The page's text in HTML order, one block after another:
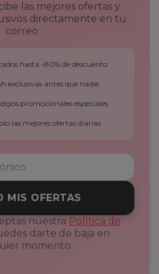
las mejores ofertas y
directamente en tu
correo
hasta -80% de descuento
exclusivas antes que nadie
promocionales especiales
las mejores ofertas diarias
MIS OFERTAS
nuestra Política de
darte de baja en
momento.